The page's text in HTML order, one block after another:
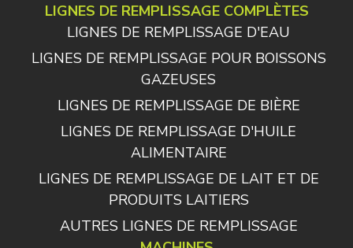
LIGNES DE REMPLISSAGE COMPLÈTES
LIGNES DE REMPLISSAGE D'EAU
LIGNES DE REMPLISSAGE POUR BOISSONS
GAZEUSES
LIGNES DE REMPLISSAGE DE BIÈRE
LIGNES DE REMPLISSAGE D'HUILE
ALIMENTAIRE
LIGNES DE REMPLISSAGE DE LAIT ET DE
PRODUITS LAITIERS
AUTRES LIGNES DE REMPLISSAGE